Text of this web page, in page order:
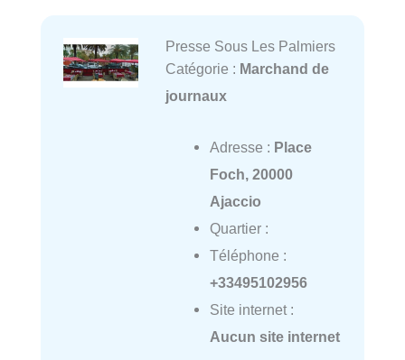
Presse Sous Les Palmiers
Catégorie : Marchand de
journaux
Adresse : Place
Foch, 20000
Ajaccio
Quartier :
Téléphone :
+33495102956
Site internet :
Aucun site internet